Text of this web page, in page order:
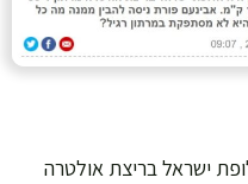
אלופת ישראל בריצת אולטרה